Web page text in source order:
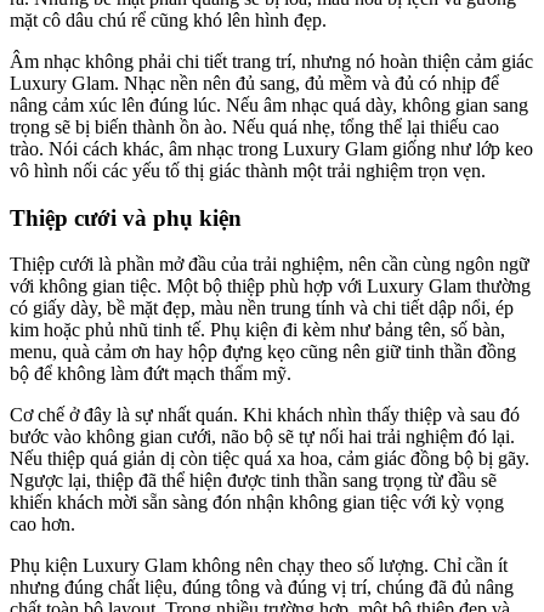
mặt cô dâu chú rể cũng khó lên hình đẹp.
Âm nhạc không phải chi tiết trang trí, nhưng nó hoàn thiện cảm giác
Luxury Glam. Nhạc nền nên đủ sang, đủ mềm và đủ có nhịp để
nâng cảm xúc lên đúng lúc. Nếu âm nhạc quá dày, không gian sang
trọng sẽ bị biến thành ồn ào. Nếu quá nhẹ, tổng thể lại thiếu cao
trào. Nói cách khác, âm nhạc trong Luxury Glam giống như lớp keo
vô hình nối các yếu tố thị giác thành một trải nghiệm trọn vẹn.
Thiệp cưới và phụ kiện
Thiệp cưới là phần mở đầu của trải nghiệm, nên cần cùng ngôn ngữ
với không gian tiệc. Một bộ thiệp phù hợp với Luxury Glam thường
có giấy dày, bề mặt đẹp, màu nền trung tính và chi tiết dập nổi, ép
kim hoặc phủ nhũ tinh tế. Phụ kiện đi kèm như bảng tên, số bàn,
menu, quà cảm ơn hay hộp đựng kẹo cũng nên giữ tinh thần đồng
bộ để không làm đứt mạch thẩm mỹ.
Cơ chế ở đây là sự nhất quán. Khi khách nhìn thấy thiệp và sau đó
bước vào không gian cưới, não bộ sẽ tự nối hai trải nghiệm đó lại.
Nếu thiệp quá giản dị còn tiệc quá xa hoa, cảm giác đồng bộ bị gãy.
Ngược lại, thiệp đã thể hiện được tinh thần sang trọng từ đầu sẽ
khiến khách mời sẵn sàng đón nhận không gian tiệc với kỳ vọng
cao hơn.
Phụ kiện Luxury Glam không nên chạy theo số lượng. Chỉ cần ít
nhưng đúng chất liệu, đúng tông và đúng vị trí, chúng đã đủ nâng